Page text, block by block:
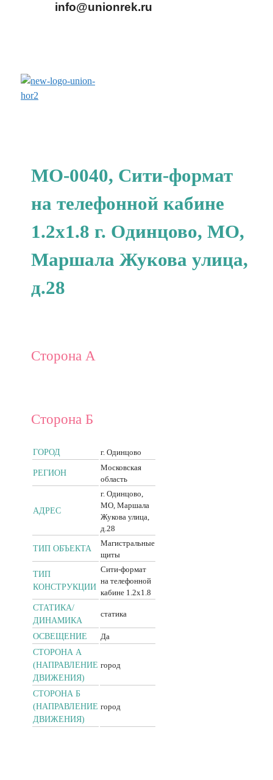
info@unionrek.ru
МО-0040, Сити-формат
на телефонной кабине
1.2x1.8 г. Одинцово, МО,
Маршала Жукова улица,
д.28
Сторона А
Сторона Б
ГОРОД г. Одинцово
РЕГИОН
Московская
область
АДРЕС
г. Одинцово,
МО, Маршала
Жукова улица,
д.28
ТИП ОБЪЕКТА
Магистральные
щиты
ТИП
КОНСТРУКЦИИ
Сити-формат
на телефонной
кабине 1.2x1.8
CТАТИКА/
ДИНАМИКА
статика
ОСВЕЩЕНИЕ
Да
СТОРОНА А
(НАПРАВЛЕНИЕ
ДВИЖЕНИЯ)
город
СТОРОНА Б
(НАПРАВЛЕНИЕ
ДВИЖЕНИЯ)
город